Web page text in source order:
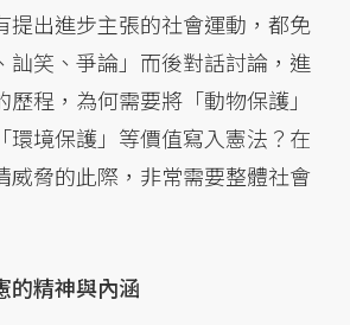
提出進步主張的社會運動，都免
訕笑、爭論」而後對話討論，進
程，為何需要將「動物保護」
環境保護」等價值寫入憲法？在
威脅的此際，非常需要整體社會
的精神與內涵